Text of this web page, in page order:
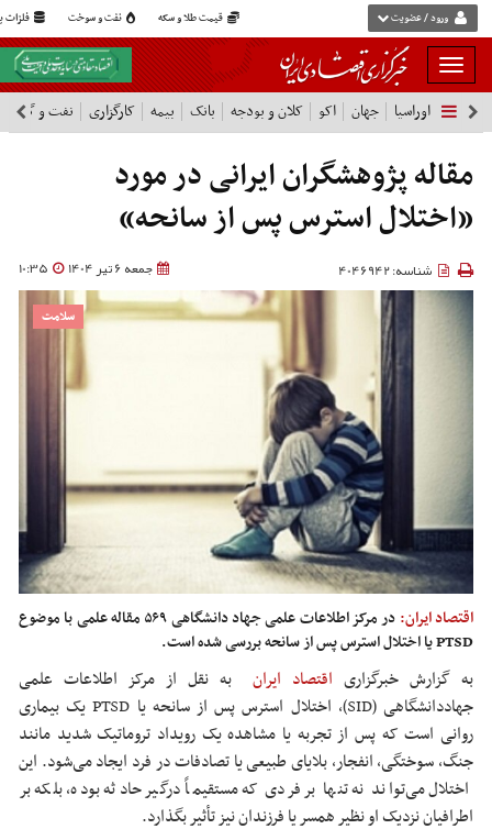
قیمت طلا و سکه نفت و سوخت فلزات ورود / عضویت
بار
و
بسته
نمودن
فهرست
اوراسیا جهان اکو کلان و بودجه بانک بیمه کارگزاری نفت و گاز
مقاله پژوهشگران ایرانی در مورد
«اختلال استرس پس از سانحه»
جمعه 6 تیر 1404 10:35 شناسه: 4046942
سلامت
اقتصاد ایران:
در مرکز اطلاعات علمی جهاد دانشگاهی ۵۶۹ مقاله علمی با موضوع
PTSD یا اختلال استرس پس از سانحه بررسی شده است.
به گزارش خبرگزاریاقتصاد ایران
به نقل از مرکز اطلاعات علمی
جهاددانشگاهی (SID)، اختلال استرس پس از سانحه یا PTSD یک بیماری
روانی است که پس از تجربه یا مشاهده یک رویداد تروماتیک شدید مانند
جنگ، سوختگی، انفجار، بلایای طبیعی یا تصادفات در فرد ایجاد می‌شود. این
اختلال می‌تواند نه تنها بر فردی که مستقیماً درگیر حادثه بوده، بلکه بر
اطرافیان نزدیک او نظیر همسر یا فرزندان نیز تأثیر بگذارد.